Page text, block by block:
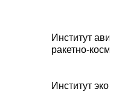
Институт
ракетно-
Институт